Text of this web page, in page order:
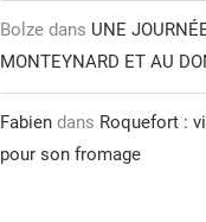
Bolze dans UNE
MONTEYNARD ET AU
Fabien dans Roquefort :
pour son fromage